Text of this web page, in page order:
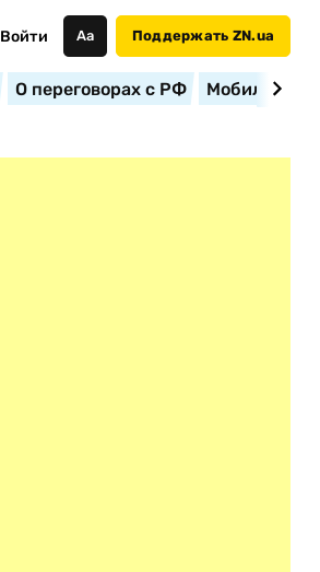
Войти Аа Поддержать ZN.ua
О переговорах с РФ